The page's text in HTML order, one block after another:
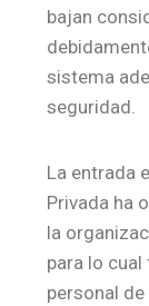
bajan
sistema
seguridad.
La entrada
Privada ha
la
para lo
personal